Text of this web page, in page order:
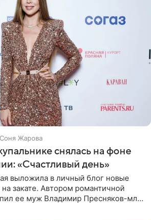
Соня Жарова
снялась на фоне
«Счастливый день»
выложила в личный блог новые
закате. Автором романтичной
ее муж Владимир Пресняков-мл.